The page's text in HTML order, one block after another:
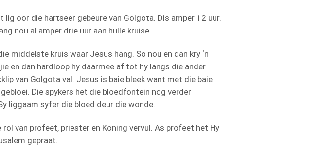
oor die hartseer gebeure van Golgota. Dis amper 12 uur.
nou al amper drie uur aan hulle kruise.
middelste kruis waar Jesus hang. So nou en dan kry ‘n
en dan hardloop hy daarmee af tot hy langs die ander
van Golgota val. Jesus is baie bleek want met die baie
Die spykers het die bloedfontein nog verder
liggaam syfer die bloed deur die wonde.
van profeet, priester en Koning vervul. As profeet het Hy
gepraat.